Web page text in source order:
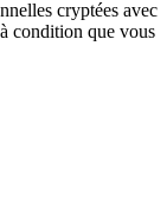
cryptées avec
condition que vous